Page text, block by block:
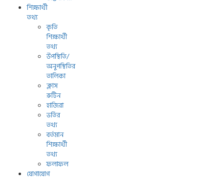
শিক্ষার্থী
তথ্য
কৃতি
শিক্ষার্থী
তথ্য
উপস্থিতি/
অনুপস্থিতির
তালিকা
ক্লাস
রুটিন
হাজিরা
ভর্তির
তথ্য
বর্তমান
শিক্ষার্থী
তথ্য
ফলাফল
যোগাযোগ